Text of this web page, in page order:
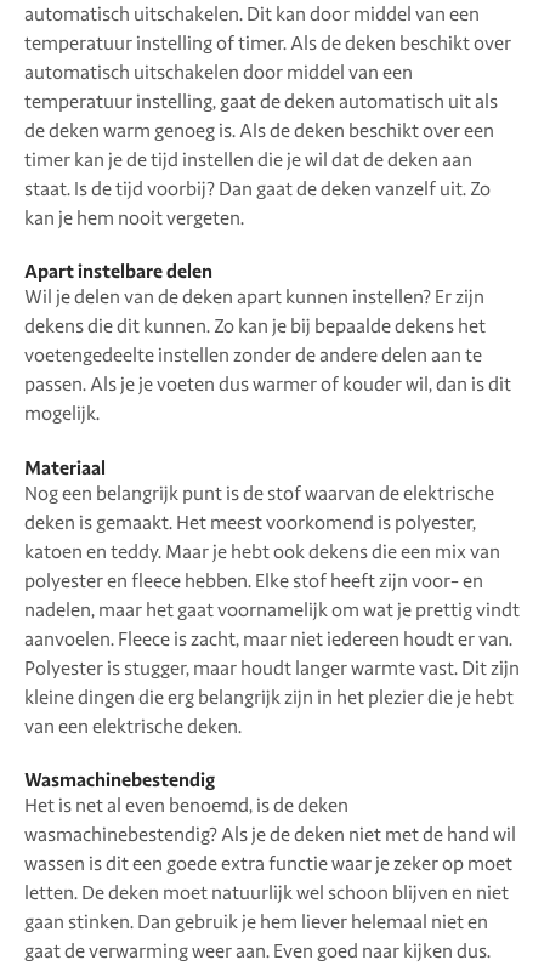
automatisch uitschakelen. Dit kan door middel van een
temperatuur instelling of timer. Als de deken beschikt over
automatisch uitschakelen door middel van een
temperatuur instelling, gaat de deken automatisch uit als
de deken warm genoeg is. Als de deken beschikt over een
timer kan je de tijd instellen die je wil dat de deken aan
staat. Is de tijd voorbij? Dan gaat de deken vanzelf uit. Zo
kan je hem nooit vergeten.
Apart instelbare delen
Wil je delen van de deken apart kunnen instellen? Er zijn
dekens die dit kunnen. Zo kan je bij bepaalde dekens het
voetengedeelte instellen zonder de andere delen aan te
passen. Als je je voeten dus warmer of kouder wil, dan is dit
mogelijk.
Materiaal
Nog een belangrijk punt is de stof waarvan de elektrische
deken is gemaakt. Het meest voorkomend is polyester,
katoen en teddy. Maar je hebt ook dekens die een mix van
polyester en fleece hebben. Elke stof heeft zijn voor- en
nadelen, maar het gaat voornamelijk om wat je prettig vindt
aanvoelen. Fleece is zacht, maar niet iedereen houdt er van.
Polyester is stugger, maar houdt langer warmte vast. Dit zijn
kleine dingen die erg belangrijk zijn in het plezier die je hebt
van een elektrische deken.
Wasmachinebestendig
Het is net al even benoemd, is de deken
wasmachinebestendig? Als je de deken niet met de hand wil
wassen is dit een goede extra functie waar je zeker op moet
letten. De deken moet natuurlijk wel schoon blijven en niet
gaan stinken. Dan gebruik je hem liever helemaal niet en
gaat de verwarming weer aan. Even goed naar kijken dus.